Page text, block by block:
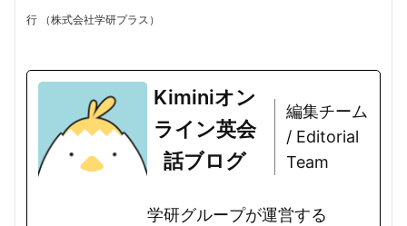
行 （株式会社学研プラス）
Kiminiオン
ライン英会
話ブログ
編集チーム
/ Editorial
Team
学研グループが運営する